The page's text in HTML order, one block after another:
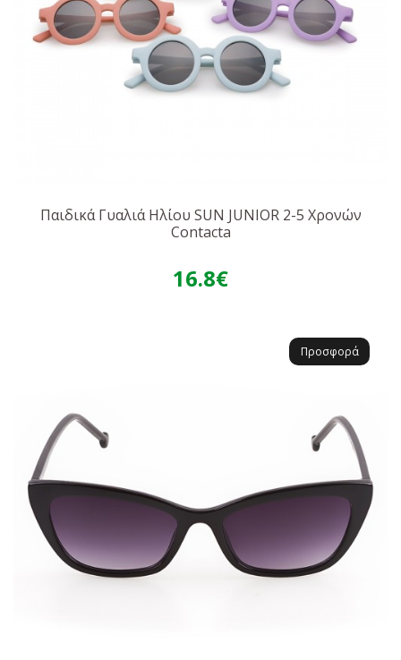
Παιδικά Γυαλιά Ηλίου SUN JUNIOR 2-5 Χρονών
Contacta
16.8€
Προσφορά